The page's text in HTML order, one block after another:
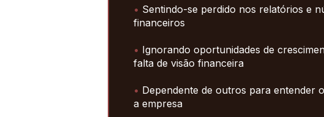
• Sentindo-se perdido nos relatórios e
financeiros
• Ignorando oportunidades de
falta de visão financeira
• Dependente de outros para entender
a empresa